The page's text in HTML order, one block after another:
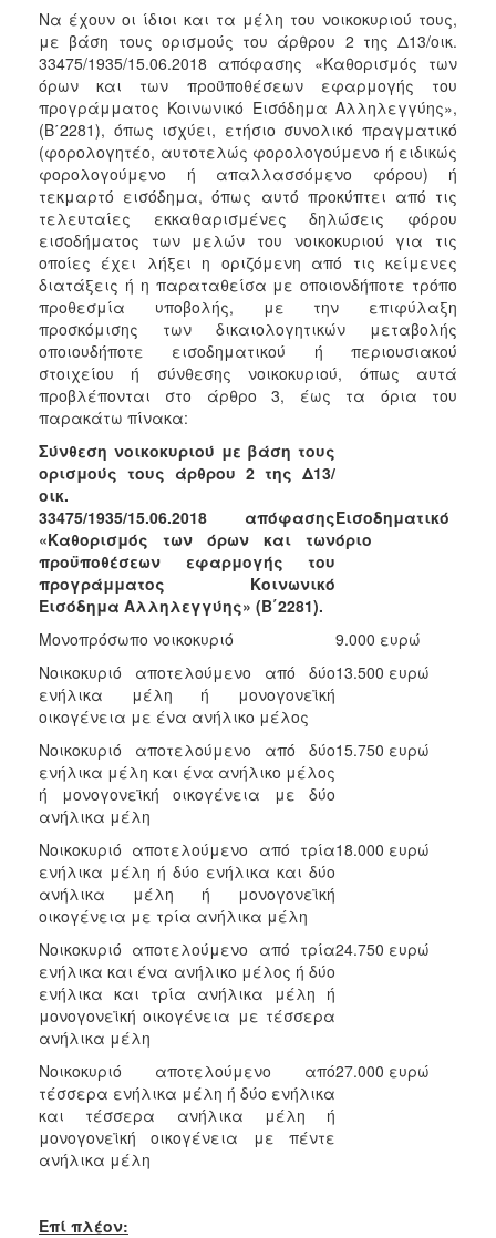
Να έχουν οι ίδιοι και τα μέλη του νοικοκυριού τους,
με βάση τους ορισμούς του άρθρου 2 της Δ13/οικ.
33475/1935/15.06.2018 απόφασης «Καθορισμός των
όρων και των προϋποθέσεων εφαρμογής του
προγράμματος Κοινωνικό Εισόδημα Αλληλεγγύης»,
(Β΄2281), όπως ισχύει, ετήσιο συνολικό πραγματικό
(φορολογητέο, αυτοτελώς φορολογούμενο ή ειδικώς
φορολογούμενο ή απαλλασσόμενο φόρου) ή
τεκμαρτό εισόδημα, όπως αυτό προκύπτει από τις
τελευταίες εκκαθαρισμένες δηλώσεις φόρου
εισοδήματος των μελών του νοικοκυριού για τις
οποίες έχει λήξει η οριζόμενη από τις κείμενες
διατάξεις ή η παραταθείσα με οποιονδήποτε τρόπο
προθεσμία υποβολής, με την επιφύλαξη
προσκόμισης των δικαιολογητικών μεταβολής
οποιουδήποτε εισοδηματικού ή περιουσιακού
στοιχείου ή σύνθεσης νοικοκυριού, όπως αυτά
προβλέπονται στο άρθρο 3, έως τα όρια του
παρακάτω πίνακα:
Σύνθεση νοικοκυριού με βάση τους
ορισμούς τους άρθρου 2 της Δ13/
οικ.
33475/1935/15.06.2018 απόφασης
«Καθορισμός των όρων και των
προϋποθέσεων εφαρμογής του
προγράμματος Κοινωνικό
Εισόδημα Αλληλεγγύης» (Β΄2281).
Εισοδηματικό
όριο
Μονοπρόσωπο νοικοκυριό
9.000 ευρώ
Νοικοκυριό αποτελούμενο από δύο
ενήλικα μέλη ή μονογονεϊκή
οικογένεια με ένα ανήλικο μέλος
13.500 ευρώ
Νοικοκυριό αποτελούμενο από δύο
ενήλικα μέλη και ένα ανήλικο μέλος
ή μονογονεϊκή οικογένεια με δύο
ανήλικα μέλη
15.750 ευρώ
Νοικοκυριό αποτελούμενο από τρία
ενήλικα μέλη ή δύο ενήλικα και δύο
ανήλικα μέλη ή μονογονεϊκή
οικογένεια με τρία ανήλικα μέλη
18.000 ευρώ
Νοικοκυριό αποτελούμενο από τρία
ενήλικα και ένα ανήλικο μέλος ή δύο
ενήλικα και τρία ανήλικα μέλη ή
μονογονεϊκή οικογένεια με τέσσερα
ανήλικα μέλη
24.750 ευρώ
Νοικοκυριό αποτελούμενο από
τέσσερα ενήλικα μέλη ή δύο ενήλικα
και τέσσερα ανήλικα μέλη ή
μονογονεϊκή οικογένεια με πέντε
ανήλικα μέλη
27.000 ευρώ
Επί πλέον: